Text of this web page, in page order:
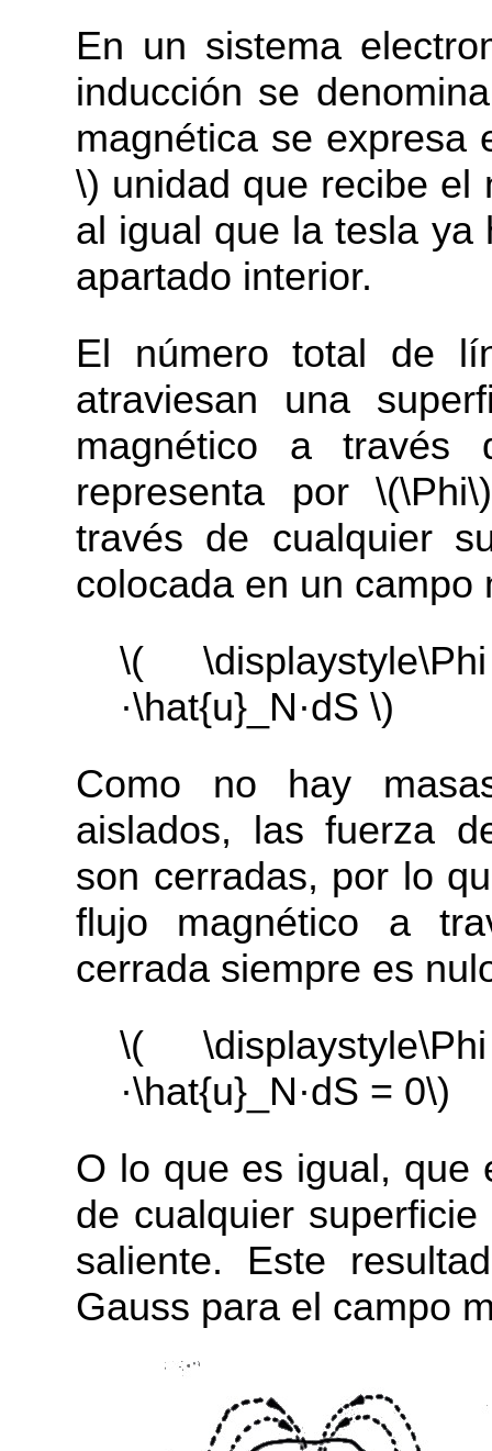
En un sistema
inducción se
magnética se expresa
\) unidad que recibe el
al igual que la tesla ya
apartado interior.
El número total de
atraviesan una
magnético a
representa por
través de cualquier
colocada en un campo
\(
·\hat{u}_N·dS \)
Como no hay
aislados, las fuerza
son cerradas, por lo
flujo magnético a
cerrada siempre es
\(
·\hat{u}_N·dS = 0\)
O lo que es igual, que
de cualquier
saliente. Este
Gauss para el campo